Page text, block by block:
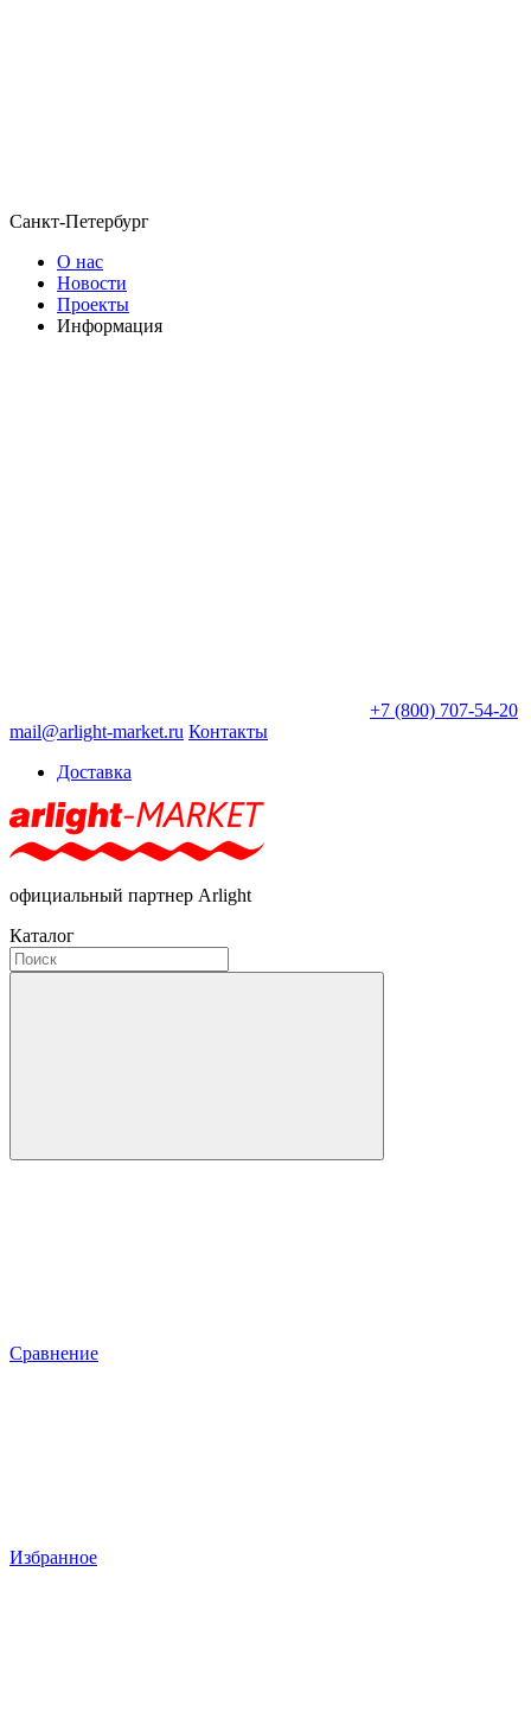
Санкт-Петербург
О нас
Новости
Проекты
Информация
+7 (800) 707-54-20
mail@arlight-market.ru Контакты
Доставка
официальный партнер Arlight
Каталог
Сравнение
Избранное